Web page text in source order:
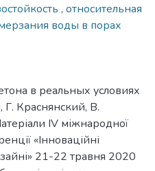
, относительная
воды в порах
в реальных условиях
Г. Краснянский, В.
ІV міжнародної
«Інноваційні
21-22 травня 2020